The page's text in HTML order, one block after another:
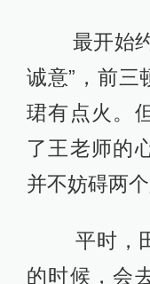
最开始约
诚意”，前三
珺有点火。
了王老师的
并不妨碍两个
平时，田
的时候，会